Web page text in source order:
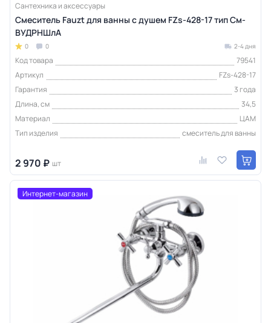
Сантехника и аксессуары
Смеситель Fauzt для ванны с душем FZs-428-17 тип См-
ВУДРНШлА
0 0 2-4 дня
Код товара
79541
Артикул
FZs-428-17
Гарантия
3 года
Длина, см
34,5
Материал
ЦАМ
Тип изделия
смеситель для ванны
2 970 ₽ шт
Интернет-магазин